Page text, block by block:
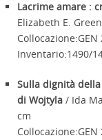
Lacrime amare :
Elizabeth E.
Inventario:1490/
Sulla dignità
di Wojtyla / Ida
cm